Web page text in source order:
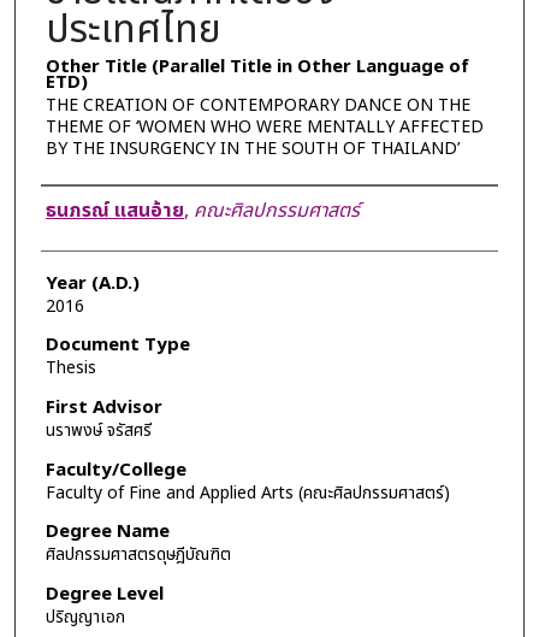
ประเทศไทย
Other Title (Parallel Title in Other Language of
ETD)
THE CREATION OF CONTEMPORARY DANCE ON THE
THEME OF ‘WOMEN WHO WERE MENTALLY AFFECTED
BY THE INSURGENCY IN THE SOUTH OF THAILAND’
Author
ธนภรณ์ แสนอ้าย, คณะศิลปกรรมศาสตร์
Year (A.D.)
2016
Document Type
Thesis
First Advisor
นราพงษ์ จรัสศรี
Faculty/College
Faculty of Fine and Applied Arts (คณะศิลปกรรมศาสตร์)
Degree Name
ศิลปกรรมศาสตรดุษฎีบัณฑิต
Degree Level
ปริญญาเอก